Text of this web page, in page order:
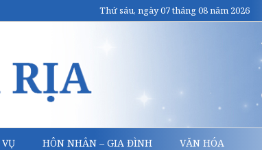
Thứ sáu, ngày 07 tháng 08 năm 2026
HÔN NHÂN – GIA ĐÌNH VĂN HÓA